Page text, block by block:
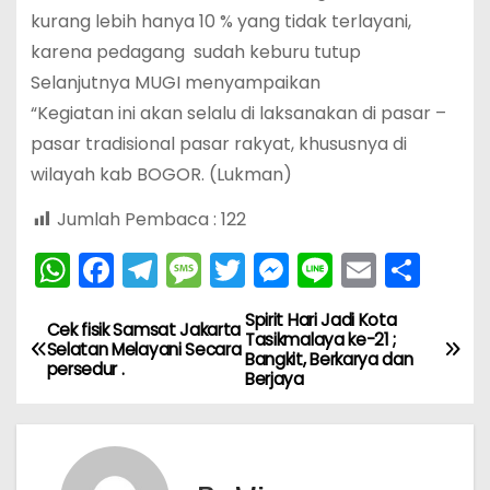
kurang lebih hanya 10 % yang tidak terlayani,
karena pedagang sudah keburu tutup
Selanjutnya MUGI menyampaikan
“Kegiatan ini akan selalu di laksanakan di pasar –
pasar tradisional pasar rakyat, khususnya di
wilayah kab BOGOR. (Lukman)
Jumlah Pembaca : 122
W
h
a
ts
p
p
F
a
c
e
o
o
T
el
e
M
e
s
e
T
w
itt
er
M
e
s
s
g
Li
n
e
E
m
ai
l
S
ar
N
a
v
Spirit Hari Jadi Kota
Tasikmalaya ke-21 ;
Bangkit, Berkarya dan
Berjaya
Cek fisik Samsat Jakarta
Selatan Melayani Secara
persedur .